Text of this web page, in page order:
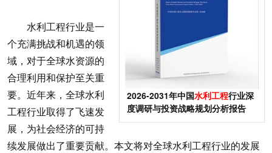
2026-2031年中国水利工程行业深
度调研与投资战略规划分析报告
水利工程行业是一
个充满挑战和机遇的领
域，对于全球水资源的
合理利用和保护至关重
要。近年来，全球水利
工程行业取得了飞速发
展，为社会经济的可持
续发展做出了重要贡献。本文将对全球水利工程行业的发展